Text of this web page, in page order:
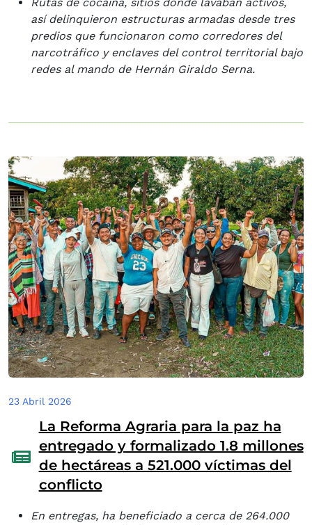
Rutas de cocaína, sitios donde lavaban activos,
así delinquieron estructuras armadas desde tres
predios que funcionaron como corredores del
narcotráfico y enclaves del control territorial bajo
redes al mando de Hernán Giraldo Serna.
23 Abril 2026
La Reforma Agraria para la paz ha
entregado y formalizado 1.8 millones
de hectáreas a 521.000 víctimas del
conflicto
En entregas, ha beneficiado a cerca de 264.000